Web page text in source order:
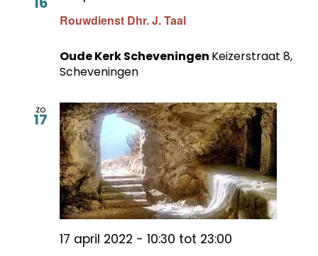
Rouwdienst Dhr. J. Taal
Oude Kerk Scheveningen Keizerstraat 8,
Scheveningen
zo
17
17 april 2022 - 10:30 tot 23:00